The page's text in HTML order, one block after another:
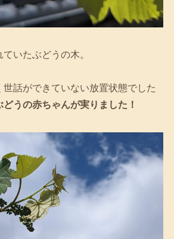
いたぶどうの木。
話ができていない放置状態でした
うの赤ちゃんが実りました！